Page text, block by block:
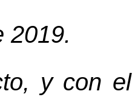
2019.
y con